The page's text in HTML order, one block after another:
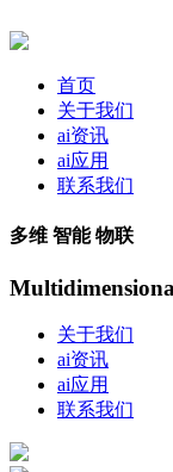
首页
关于我们
ai资讯
ai应用
联系我们
多维 智能 物联
关于我们
ai资讯
ai应用
联系我们